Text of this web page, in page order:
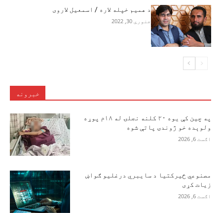
د هميم خپله لاره / اسمعيل لاروی
جنوري 30, 2022
خبرونه
په چین کې یوه ۲۰ کلنه نجلۍ له ۱۸م پوړه
ولوېده خو ژوندۍ پاتې شوه
اګست 6, 2026
مصنوعي ځیرکتیا د سایبري درغلیو ګواښ
زیات کړی
اګست 6, 2026